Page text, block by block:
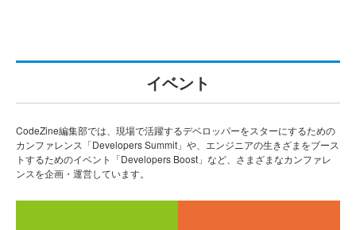
イベント
CodeZine編集部では、現場で活躍するデベロッパーをスターにするための
カンファレンス「Developers Summit」や、エンジニアの生きざまをブース
トするためのイベント「Developers Boost」など、さまざまなカンファレ
ンスを企画・運営しています。